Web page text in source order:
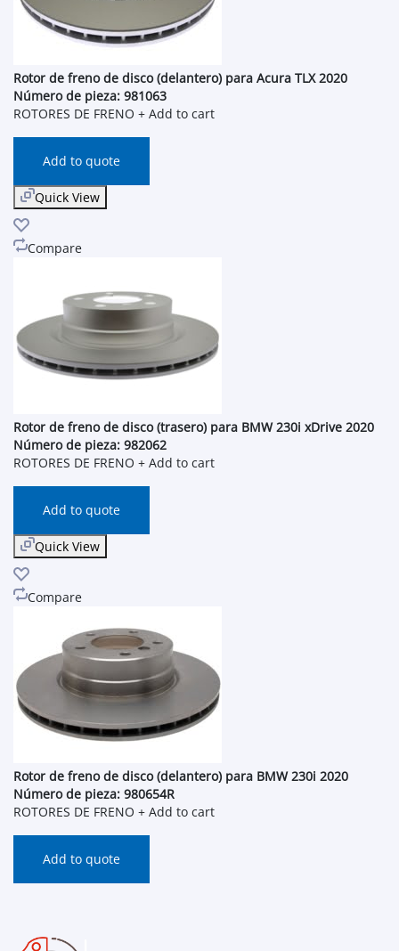
Rotor de freno de disco (delantero) para Acura TLX 2020
Número de pieza: 981063
ROTORES DE FRENO + Add to cart
Add to quote
Quick View
Compare
Rotor de freno de disco (trasero) para BMW 230i xDrive 2020
Número de pieza: 982062
ROTORES DE FRENO + Add to cart
Add to quote
Quick View
Compare
Rotor de freno de disco (delantero) para BMW 230i 2020
Número de pieza: 980654R
ROTORES DE FRENO + Add to cart
Add to quote